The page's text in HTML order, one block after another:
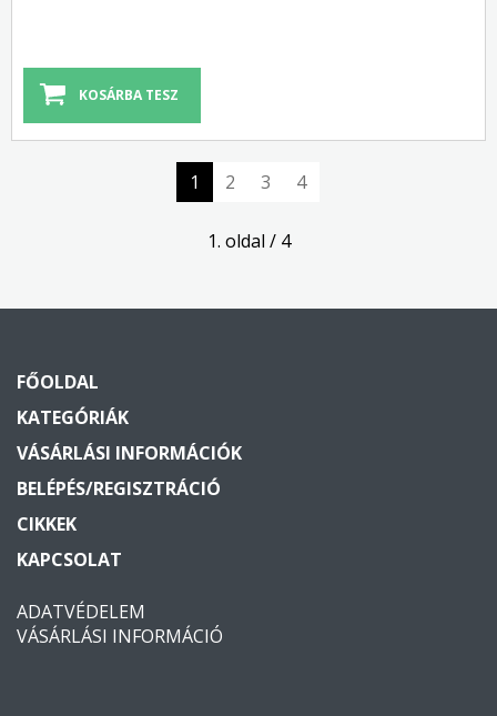
1 2 3 4
1. oldal / 4
FŐOLDAL
KATEGÓRIÁK
VÁSÁRLÁSI INFORMÁCIÓK
BELÉPÉS/REGISZTRÁCIÓ
CIKKEK
KAPCSOLAT
ADATVÉDELEM
VÁSÁRLÁSI INFORMÁCIÓ